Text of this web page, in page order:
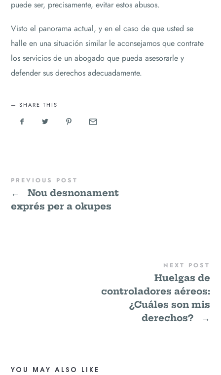
puede ser, precisamente, evitar estos abusos.
Visto el panorama actual, y en el caso de que usted se
halle en una situación similar le aconsejamos que contrate
los servicios de un abogado que pueda asesorarle y
defender sus derechos adecuadamente.
SHARE THIS
PREVIOUS POST
←
Nou desnonament
exprés per a okupes
NEXT POST
Huelgas de
controladores aéreos:
¿Cuáles son mis
derechos?
→
YOU MAY ALSO LIKE